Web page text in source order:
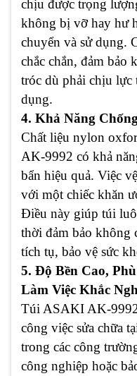
chịu được trọng
không bị vỡ hay hư
chuyển và sử dụng.
chắc chắn, đảm bảo
tróc dù phải chịu lực
dụng.
4. Khả Năng
Chất liệu nylon
AK-9992 có khả
bẩn hiệu quả. Việc
với một chiếc khăn
Điều này giúp túi
thời đảm bảo không
tích tụ, bảo vệ sức
5. Độ Bền Cao,
Làm Việc Khắc
Túi ASAKI AK-
công việc sửa chữa
trong các công
công nghiệp hoặc